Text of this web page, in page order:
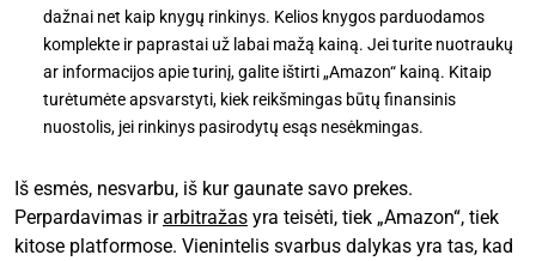
dažnai net kaip knygų rinkinys. Kelios knygos parduodamos
komplekte ir paprastai už labai mažą kainą. Jei turite nuotraukų
ar informacijos apie turinį, galite ištirti „Amazon“ kainą. Kitaip
turėtumėte apsvarstyti, kiek reikšmingas būtų finansinis
nuostolis, jei rinkinys pasirodytų esąs nesėkmingas.
Iš esmės, nesvarbu, iš kur gaunate savo prekes.
Perpardavimas irarbitražas yra teisėti, tiek „Amazon“, tiek
kitose platformose. Vienintelis svarbus dalykas yra tas, kad